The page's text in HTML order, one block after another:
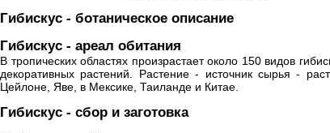
Гибискус - ботаническое описание
Гибискус - ареал обитания
В тропических областях произрастает около 150 видов
декоративных растений. Растение - источник сырья -
Цейлоне, Яве, в Мексике, Таиланде и Китае.
Гибискус - сбор и заготовка